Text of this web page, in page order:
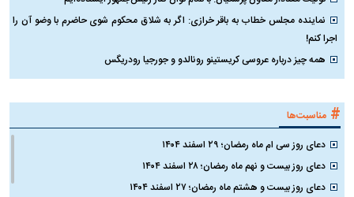
نماینده مجلس خطاب به باقر خرازی: اگر به شلاق محکوم شوی حاضرم با وضو آن را
اجرا کنم!
همه چیز درباره عروسی کریستینو رونالدو و جورجیا رودریگس
# مناسبت‌ها
دعای روز سی ام ماه رمضان؛ ۲۹ اسفند ۱۴۰۴
دعای روز بیست و نهم ماه رمضان؛ ۲۸ اسفند ۱۴۰۴
دعای روز بیست و هشتم ماه رمضان؛ ۲۷ اسفند ۱۴۰۴